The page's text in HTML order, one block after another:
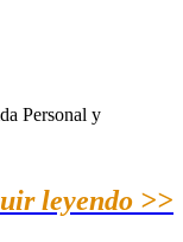
Personal y
leyendo >>